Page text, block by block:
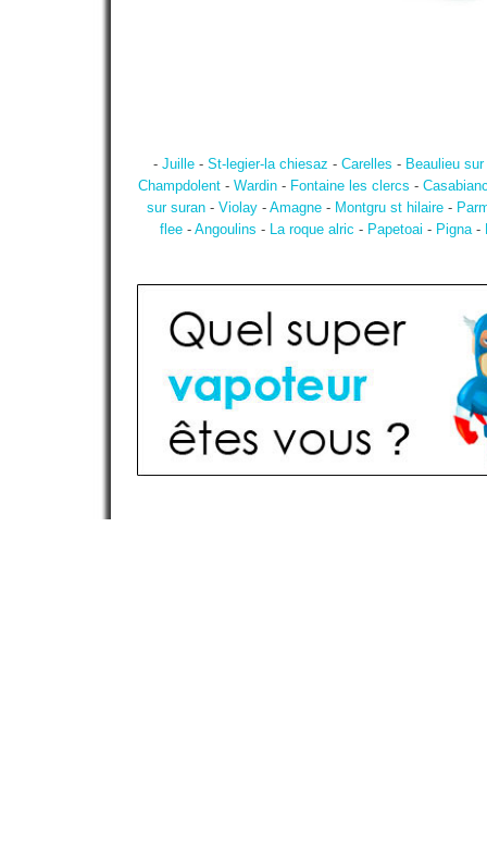
- Juille- St-legier-la chiesaz - Carelles - Beaulieu sur
Champdolent - Wardin - Fontaine les clercs -
sur suran- Violay- Amagne- Montgru st hilaire-
flee- Angoulins - La roque alric - Papetoai - Pigna-